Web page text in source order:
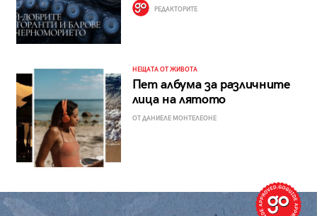
РЕДАКТОРИТЕ
НЕЩАТА ОТ ЖИВОТА
Пет албума за различните
лица на лятото
ОТ ДАНИЕЛЕ МОНТЕЛЕОНЕ